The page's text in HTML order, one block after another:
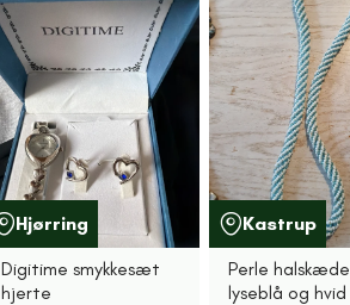
Hjørring
Digitime smykkesæt
hjerte
Kastrup
Perle halskæde
lyseblå og hvid